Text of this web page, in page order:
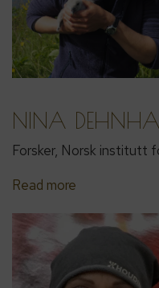
NINA
Forsker, Norsk institutt
Read more